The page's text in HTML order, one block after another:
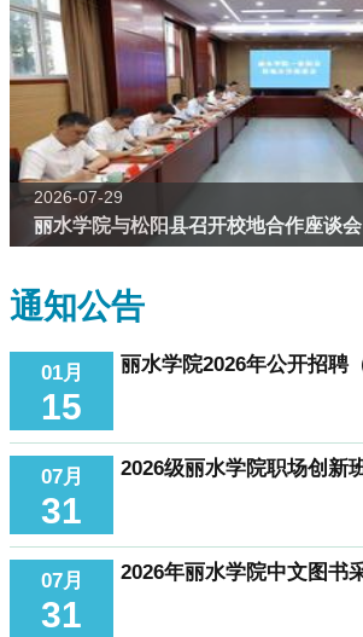
2026-07-29
丽水学院与松阳县召开校地合作座谈会
通知公告
01月
15
07月
31
07月
31